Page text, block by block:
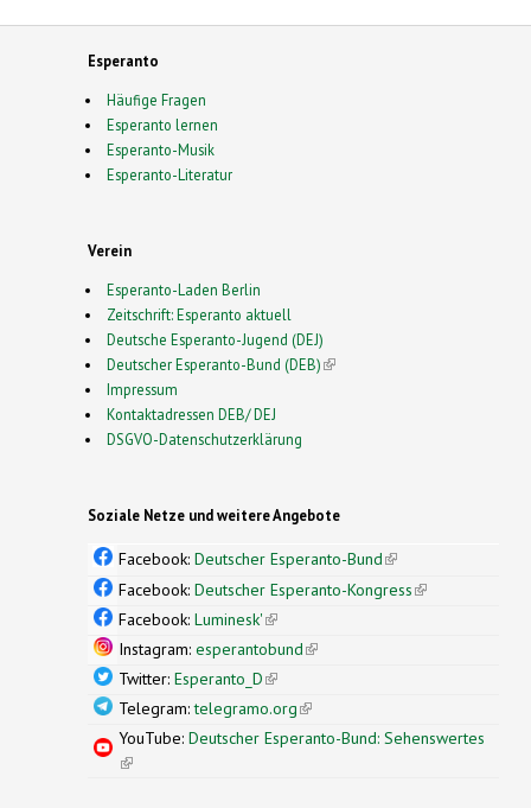
Esperanto
Häufige Fragen
Esperanto lernen
Esperanto-Musik
Esperanto-Literatur
Verein
Esperanto-Laden Berlin
Zeitschrift: Esperanto aktuell
Deutsche Esperanto-Jugend (DEJ)
Deutscher Esperanto-Bund (DEB)(link is external)
Impressum
Kontaktadressen DEB/ DEJ
DSGVO-Datenschutzerklärung
Soziale Netze und weitere Angebote
Facebook: Deutscher Esperanto-Bund(link is
external)
Facebook: Deutscher Esperanto-Kongress(link is
Facebook: Luminesk'(link is external)
Instagram: esperantobund(link is external)
Twitter: Esperanto_D(link is external)
Telegram:telegramo.org(link is external)
YouTube: Deutscher Esperanto-Bund: Sehenswertes
(link is external)